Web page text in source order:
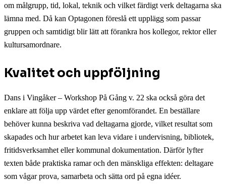
om målgrupp, tid, lokal, teknik och vilket färdigt verk deltagarna ska
lämna med. Då kan Optagonen föreslå ett upplägg som passar
gruppen och samtidigt blir lätt att förankra hos kollegor, rektor eller
kultursamordnare.
Kvalitet och uppföljning
Dans i Vingåker – Workshop På Gång v. 22 ska också göra det
enklare att följa upp värdet efter genomförandet. En beställare
behöver kunna beskriva vad deltagarna gjorde, vilket resultat som
skapades och hur arbetet kan leva vidare i undervisning, bibliotek,
fritidsverksamhet eller kommunal dokumentation. Därför lyfter
texten både praktiska ramar och den mänskliga effekten: deltagare
som vågar prova, samarbeta och sätta ord på egna idéer.